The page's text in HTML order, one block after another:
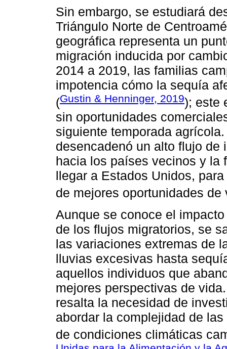
Sin embargo, se estudiará
Triángulo Norte de
geográfica representa un
migración inducida por
2014 a 2019, las familias
impotencia cómo la sequía
(Gustin & Henninger, 2019); este
sin oportunidades
siguiente temporada
desencadenó un alto flujo de
hacia los países vecinos y la
llegar a Estados Unidos,
de mejores oportunidades de
Aunque se conoce el
de los flujos migratorios, se
las variaciones extremas de
lluvias excesivas hasta
aquellos individuos que
mejores perspectivas de
resalta la necesidad de
abordar la complejidad de
de condiciones climáticas